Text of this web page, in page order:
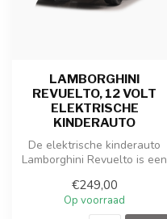
LAMBORGHINI
REVUELTO, 12 VOLT
ELEKTRISCHE
KINDERAUTO
De elektrische kinderauto
Lamborghini Revuelto is een
€249,00
Op voorraad